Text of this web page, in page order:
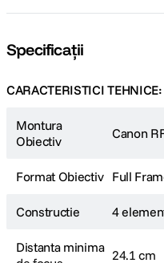
Specificații
CARACTERISTICI TEHNICE:
Montura
Obiectiv
Canon
Format Obiectiv Full
Constructie 4
Distanta minima 24.1 cm